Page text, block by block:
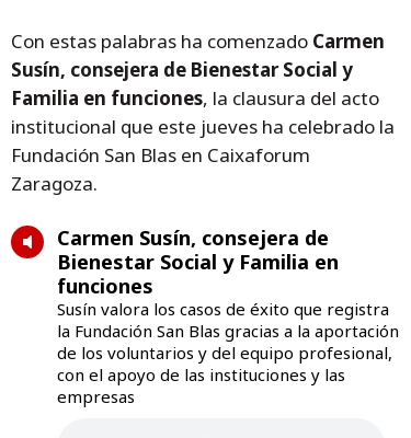
Con estas palabras ha comenzado Carmen
Susín, consejera de Bienestar Social y
Familia en funciones, la clausura del acto
institucional que este jueves ha celebrado la
Fundación San Blas en Caixaforum
Zaragoza.
Carmen Susín, consejera de
Bienestar Social y Familia en
funciones
Susín valora los casos de éxito que registra
la Fundación San Blas gracias a la aportación
de los voluntarios y del equipo profesional,
con el apoyo de las instituciones y las
empresas